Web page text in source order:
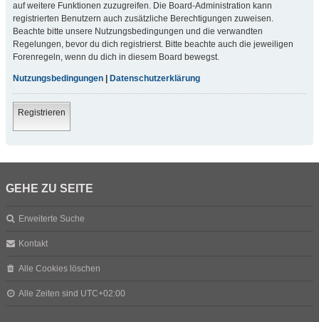
auf weitere Funktionen zuzugreifen. Die Board-Administration kann
registrierten Benutzern auch zusätzliche Berechtigungen zuweisen.
Beachte bitte unsere Nutzungsbedingungen und die verwandten
Regelungen, bevor du dich registrierst. Bitte beachte auch die jeweiligen
Forenregeln, wenn du dich in diesem Board bewegst.
Nutzungsbedingungen Datenschutzerklärung
Registrieren
GEHE ZU SEITE
Erweiterte Suche
Kontakt
Alle Cookies löschen
Alle Zeiten sind UTC+02:00